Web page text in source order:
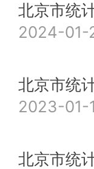
北京市统
2024-01-
北京市统
2023-01-
北京市统